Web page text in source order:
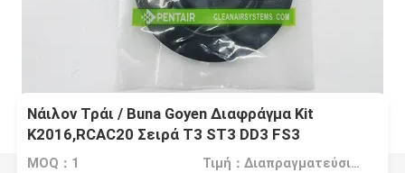
Νάιλον Τράι / Buna Goyen Διαφράγμα Kit
K2016,RCAC20 Σειρά T3 ST3 DD3 FS3
MOQ：1 Τιμή：Διαπραγματεύσιμα